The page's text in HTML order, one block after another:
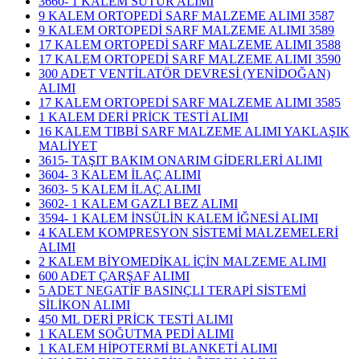
9 KALEM ORTOPEDİ SARF MALZEME ALIMI 3587
9 KALEM ORTOPEDİ SARF MALZEME ALIMI 3589
17 KALEM ORTOPEDİ SARF MALZEME ALIMI 3588
17 KALEM ORTOPEDİ SARF MALZEME ALIMI 3590
300 ADET VENTİLATÖR DEVRESİ (YENİDOĞAN)
ALIMI
17 KALEM ORTOPEDİ SARF MALZEME ALIMI 3585
1 KALEM DERİ PRİCK TESTİ ALIMI
16 KALEM TIBBİ SARF MALZEME ALIMI YAKLAŞIK
MALİYET
3615- TAŞIT BAKIM ONARIM GİDERLERİ ALIMI
3604- 3 KALEM İLAÇ ALIMI
3603- 5 KALEM İLAÇ ALIMI
3602- 1 KALEM GAZLI BEZ ALIMI
3594- 1 KALEM İNSÜLİN KALEM İĞNESİ ALIMI
4 KALEM KOMPRESYON SİSTEMİ MALZEMELERİ
ALIMI
2 KALEM BİYOMEDİKAL İÇİN MALZEME ALIMI
600 ADET ÇARŞAF ALIMI
5 ADET NEGATİF BASINÇLI TERAPİ SİSTEMİ
SİLİKON ALIMI
450 ML DERİ PRİCK TESTİ ALIMI
1 KALEM SOĞUTMA PEDİ ALIMI
1 KALEM HİPOTERMİ BLANKETİ ALIMI